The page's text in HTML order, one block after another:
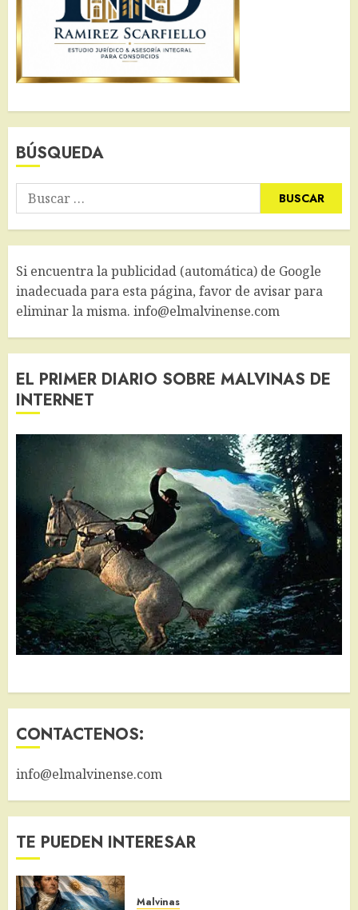
BÚSQUEDA
Buscar:
Si encuentra la publicidad (automática) de Google
inadecuada para esta página, favor de avisar para
eliminar la misma. info@elmalvinense.com
EL PRIMER DIARIO SOBRE MALVINAS DE
INTERNET
CONTACTENOS:
info@elmalvinense.com
TE PUEDEN INTERESAR
Malvinas